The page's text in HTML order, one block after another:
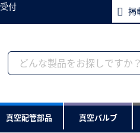
受付
掲
真空配管部品 真空バルブ
済みでない方